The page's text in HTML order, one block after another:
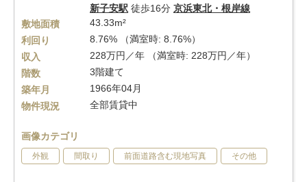
新子安駅 徒歩16分 京浜東北・根岸線
敷地面積
43.33m²
利回り
8.76% （満室時: 8.76%）
収入
228万円／年 （満室時: 228万円／年）
階数
3階建て
築年月
1966年04月
物件現況
全部賃貸中
画像カテゴリ
外観 間取り 前面道路含む現地写真 その他